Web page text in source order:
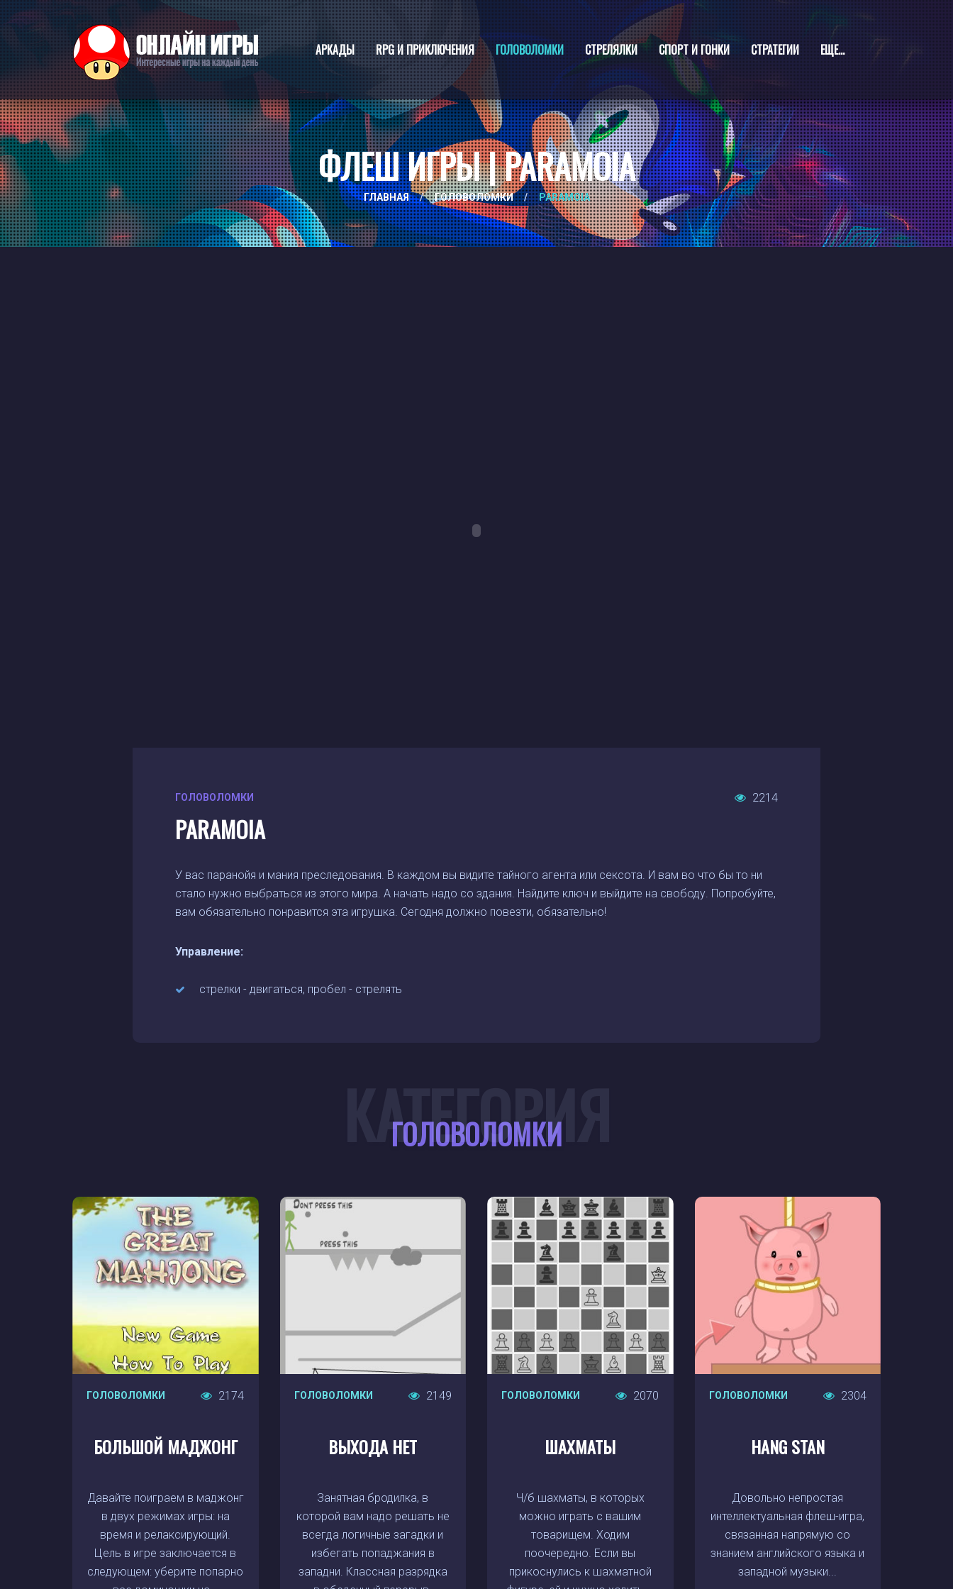
АРКАДЫ RPG И ПРИКЛЮЧЕНИЯ ГОЛОВОЛОМКИ СТРЕЛЯЛКИ СПОРТ И ГОНКИ СТРАТЕГИИ ЕЩЕ...
ФЛЕШ ИГРЫ | PARAMOIA
ГЛАВНАЯ / ГОЛОВОЛОМКИ / PARAMOIA
ГОЛОВОЛОМКИ 2214
PARAMOIA
У вас паранойя и мания преследования. В каждом вы видите тайного агента или сексота. И вам во что бы то ни
стало нужно выбраться из этого мира. А начать надо со здания. Найдите ключ и выйдите на свободу. Попробуйте,
вам обязательно понравится эта игрушка. Сегодня должно повезти, обязательно!
Управление:
стрелки - двигаться, пробел - стрелять
ГОЛОВОЛОМКИ
КАТЕГОРИЯ
ГОЛОВОЛОМКИ 2174
БОЛЬШОЙ МАДЖОНГ
Давайте поиграем в маджонг
в двух режимах игры: на
время и релаксирующий.
Цель в игре заключается в
следующем: уберите попарно
ГОЛОВОЛОМКИ 2149
ВЫХОДА НЕТ
Занятная бродилка, в
которой вам надо решать не
всегда логичные загадки и
избегать попаджания в
западни. Классная разрядка
ГОЛОВОЛОМКИ 2070
ШАХМАТЫ
Ч/б шахматы, в которых
можно играть с вашим
товарищем. Ходим
поочередно. Если вы
прикоснулись к шахматной
ГОЛОВОЛОМКИ 2304
HANG STAN
Довольно непростая
интеллектуальная флеш-игра,
связанная напрямую со
знанием английского языка и
западной музыки...